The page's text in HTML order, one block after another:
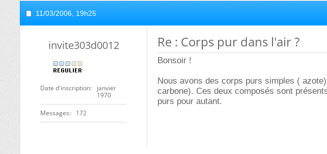
11/03/2006, 19h25
invite303d0012
Date d'inscription
janvier
1970
Messages 172
Re : Corps pur dans l'air ?
Bonsoir !
Nous avons des corps purs simples (
carbone). Ces deux composés sont
purs pour autant.